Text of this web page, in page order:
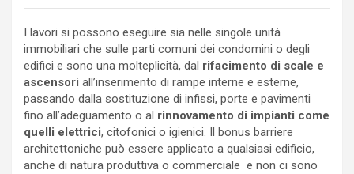
I lavori si possono eseguire sia nelle singole unità
immobiliari che sulle parti comuni dei condomini o degli
edifici e sono una molteplicità, dal rifacimento di scale e
ascensori all’inserimento di rampe interne e esterne,
passando dalla sostituzione di infissi, porte e pavimenti
fino all’adeguamento o al rinnovamento di impianti come
quelli elettrici, citofonici o igienici. Il bonus barriere
architettoniche può essere applicato a qualsiasi edificio,
anche di natura produttiva o commerciale e non ci sono